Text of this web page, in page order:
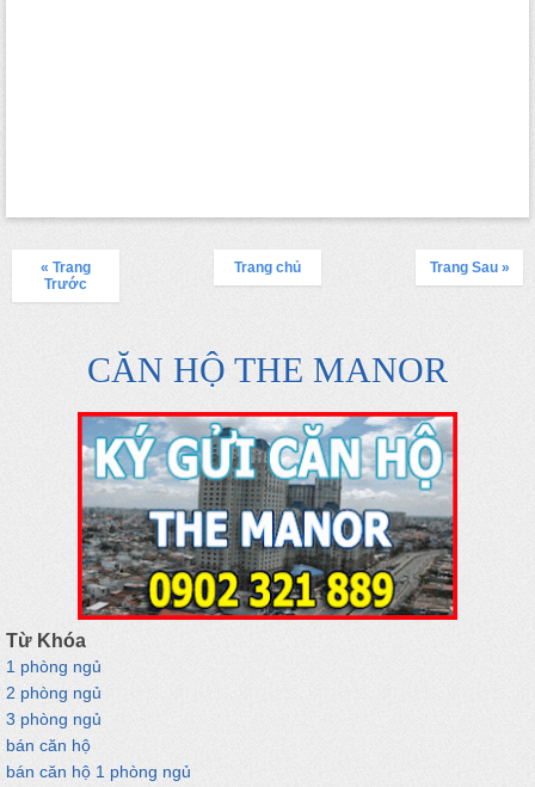
« Trang
Trước
Trang Sau »
Trang chủ
CĂN HỘ THE MANOR
Từ Khóa
1 phòng ngủ
2 phòng ngủ
3 phòng ngủ
bán căn hộ
bán căn hộ 1 phòng ngủ